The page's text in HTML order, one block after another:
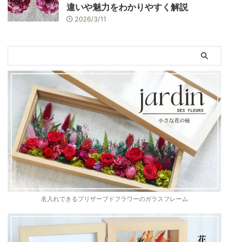
違いや魅力をわかりやすく解説
2026/3/11
名入れできるプリザーブドフラワーのガラスフレーム